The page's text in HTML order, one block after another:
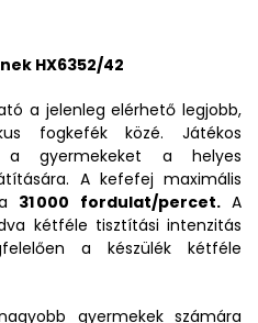
HX6352/42
a jelenleg elérhető legjobb,
fogkefék közé. Játékos
a gyermekeket a helyes
A kefefej maximális
31 000 fordulat/percet.A
kétféle tisztítási intenzitás
a készülék kétféle
gyermekek számára